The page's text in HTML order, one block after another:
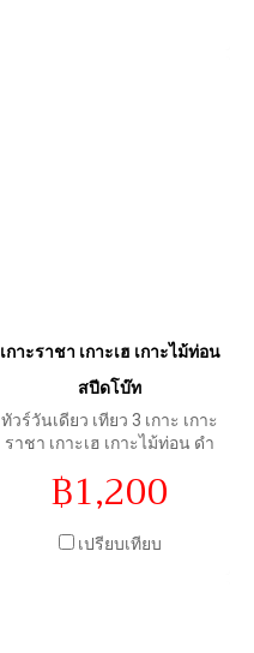
เกาะราชา เกาะเฮ เกาะไม้ท่อน
สปีดโบ๊ท
ทัวร์วันเดียว เทียว 3 เกาะ เกาะ
ราชา เกาะเฮ เกาะไม้ท่อน ดำ
ชายหาดที่สวยงาม จอง 4 ท่าน
วันนี้ มีกล้อง Gopro ให้ยืมฟรี่
฿1,200
เปรียบเทียบ